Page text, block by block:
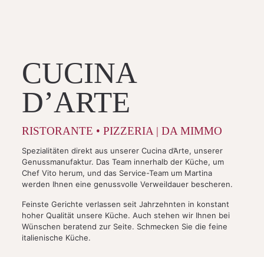
CUCINA
D’ARTE
RISTORANTE • PIZZERIA | DA MIMMO
Spezialitäten direkt aus unserer Cucina d’Arte, unserer
Genussmanufaktur. Das Team innerhalb der Küche, um
Chef Vito herum, und das Service-Team um Martina
werden Ihnen eine genussvolle Verweildauer bescheren.
Feinste Gerichte verlassen seit Jahrzehnten in konstant
hoher Qualität unsere Küche. Auch stehen wir Ihnen bei
Wünschen beratend zur Seite. Schmecken Sie die feine
italienische Küche.